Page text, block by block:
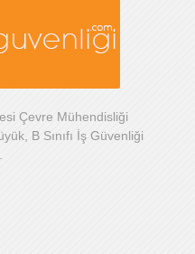
Çevre Mühendisliği
B Sınıfı İş Güvenliği